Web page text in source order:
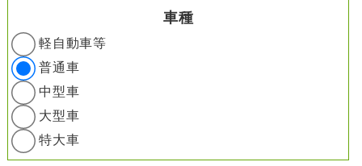
車種
軽自動車等
普通車
中型車
大型車
特大車